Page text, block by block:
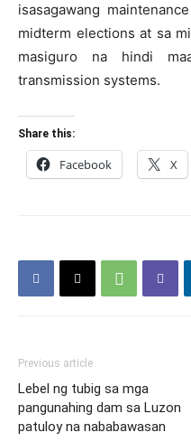
isasagawang
midterm elections at sa
masiguro na hindi
transmission systems.
Share this:
Facebook X
Previous article
Lebel ng tubig sa mga
pangunahing dam sa Luzon
patuloy na nababawasan